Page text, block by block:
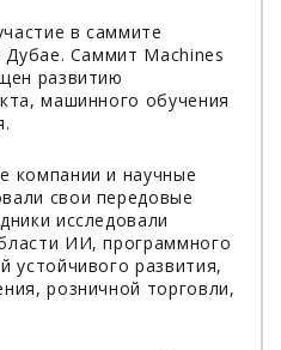
в саммите
Дубае. Саммит Machines
развитию
машинного обучения
компании и научные
свои передовые
исследовали
ИИ, программного
устойчивого развития,
розничной торговли,